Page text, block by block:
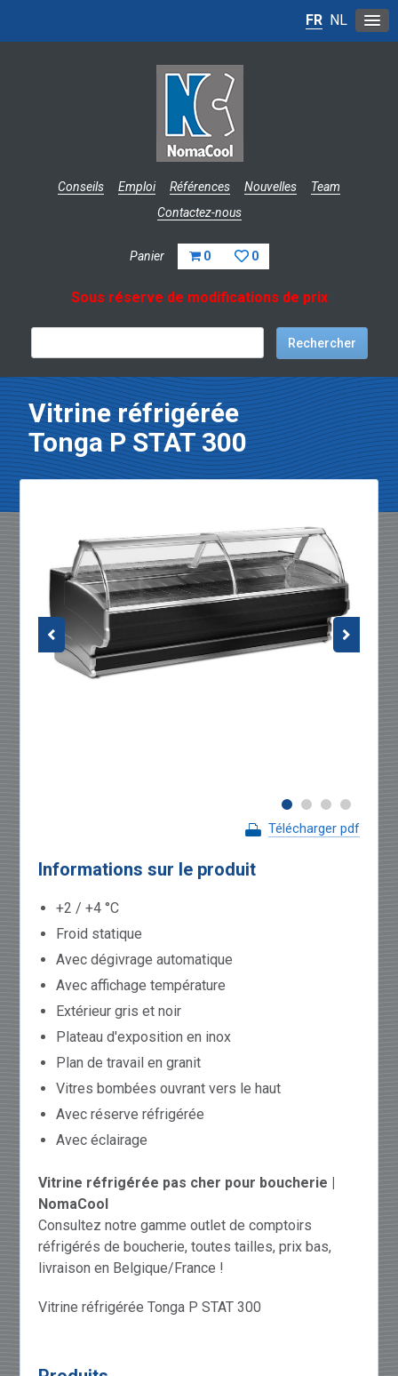
Conseils Emploi Références Nouvelles
Team
Contactez-nous
Panier 0 0
FR NL
Sous réserve de modifications de prix
Vitrine réfrigérée
Tonga P STAT 300
Télécharger pdf
Informations sur le produit
+2 / +4 °C
Froid statique
Avec dégivrage automatique
Avec affichage température
Extérieur gris et noir
Plateau d'exposition en inox
Plan de travail en granit
Vitres bombées ouvrant vers le haut
Avec réserve réfrigérée
Avec éclairage
Vitrine réfrigérée pas cher pour boucherie |
NomaCool
Consultez notre gamme outlet de comptoirs
réfrigérés de boucherie, toutes tailles, prix bas,
livraison en Belgique/France !
Vitrine réfrigérée Tonga P STAT 300